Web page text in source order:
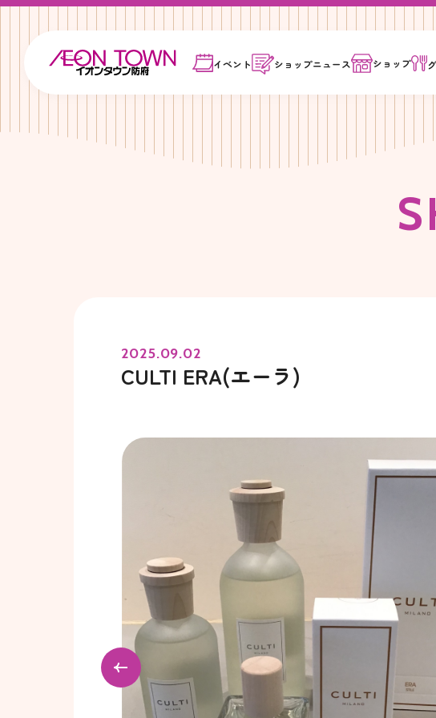
イベント ショップニュース ショップ
S
2025.09.02
CULTI ERA(エーラ)